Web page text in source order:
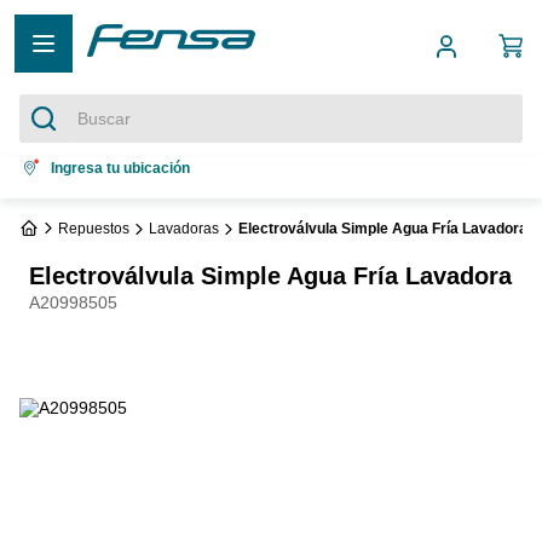
Buscar
Términos más buscados
3. bottom freezer
Ingresa tu ubicación
Repuestos Lavadoras Electroválvula Simple Agua Fría Lavadora
Electroválvula Simple Agua Fría Lavadora
A20998505